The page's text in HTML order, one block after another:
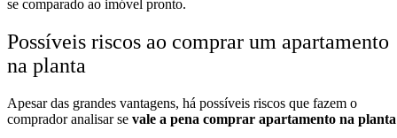
se comparado ao imóvel pronto.
Possíveis riscos ao comprar um apartamento
na planta
Apesar das grandes vantagens, há possíveis riscos que fazem o
comprador analisar se vale a pena comprar apartamento na planta